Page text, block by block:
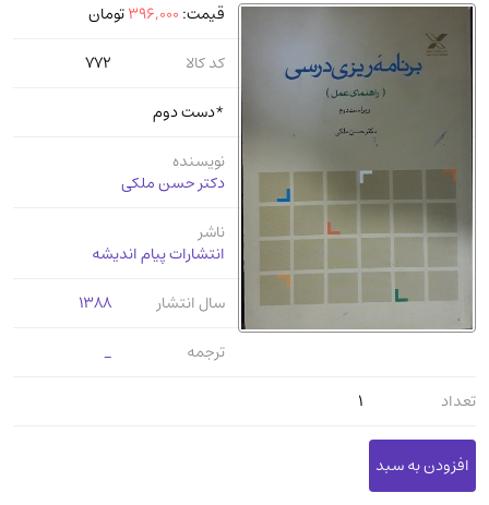
آشپزی و خوراکی
(25)
سرگرمی و بازی(7)
سیاسی
حقوقی و قانون(47)
کتاب های مصور رنگی و گلاسه(23)
عرفانی و سلوک(45)
الکترونیک(11)
دایره المعارف و فرهنگ(13)
معماری، عمران و شهرسازی
سینما و فیلم(54)
کتاب های قدیمی دینی و مذهبی
قیمت: 396,000تومان
کد کالا
772
*دست دوم
نویسنده
دکتر حسن ملکی
ناشر
انتشارات پیام اندیشه
سال انتشار
1388
ترجمه
_
تعداد
1